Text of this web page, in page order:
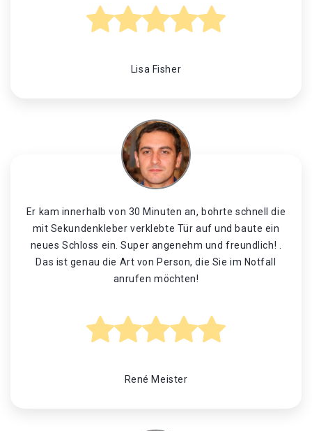
Lisa Fisher
Er kam innerhalb von 30 Minuten an, bohrte schnell die
mit Sekundenkleber verklebte Tür auf und baute ein
neues Schloss ein. Super angenehm und freundlich! .
Das ist genau die Art von Person, die Sie im Notfall
anrufen möchten!
René Meister